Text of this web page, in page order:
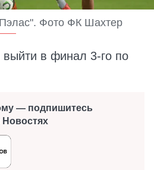
Фото ФК Шахтер
выйти в финал 3-го по
— подпишитесь
Новостях